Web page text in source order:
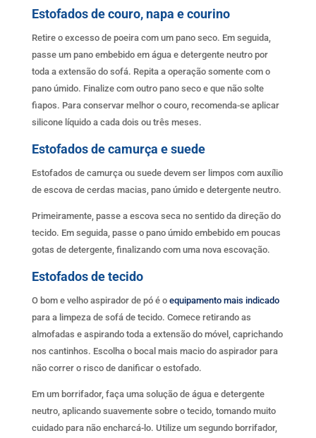
Estofados de couro, napa e courino
Retire o excesso de poeira com um pano seco. Em seguida,
passe um pano embebido em água e detergente neutro por
toda a extensão do sofá. Repita a operação somente com o
pano úmido. Finalize com outro pano seco e que não solte
fiapos. Para conservar melhor o couro, recomenda-se aplicar
silicone líquido a cada dois ou três meses.
Estofados de camurça e suede
Estofados de camurça ou suede devem ser limpos com auxílio
de escova de cerdas macias, pano úmido e detergente neutro.
Primeiramente, passe a escova seca no sentido da direção do
tecido. Em seguida, passe o pano úmido embebido em poucas
gotas de detergente, finalizando com uma nova escovação.
Estofados de tecido
O bom e velho aspirador de pó é o equipamento mais indicado
para a limpeza de sofá de tecido. Comece retirando as
almofadas e aspirando toda a extensão do móvel, caprichando
nos cantinhos. Escolha o bocal mais macio do aspirador para
não correr o risco de danificar o estofado.
Em um borrifador, faça uma solução de água e detergente
neutro, aplicando suavemente sobre o tecido, tomando muito
cuidado para não encharcá-lo. Utilize um segundo borrifador,